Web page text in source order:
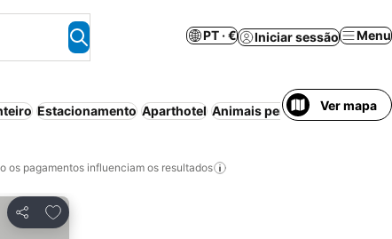
PT · € Iniciar sessão Menu
Estacionamento Aparthotel Animais permitidos Ar
Ver mapa
os pagamentos influenciam os resultados
Partilhar
Adicionar aos favoritos